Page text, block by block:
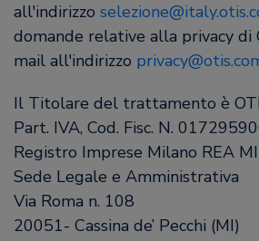
all'indirizzo
domande relative alla privacy di
mail all'indirizzo
Il Titolare del trattamento è
Part. IVA, Cod. Fisc. N.
Registro Imprese Milano REA
Sede Legale e Amministrativa
Via Roma n. 108
20051- Cassina de’ Pecchi (MI)